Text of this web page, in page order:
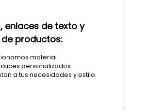
enlaces de texto y
productos:
material
personalizados
a tus necesidades y estilo.